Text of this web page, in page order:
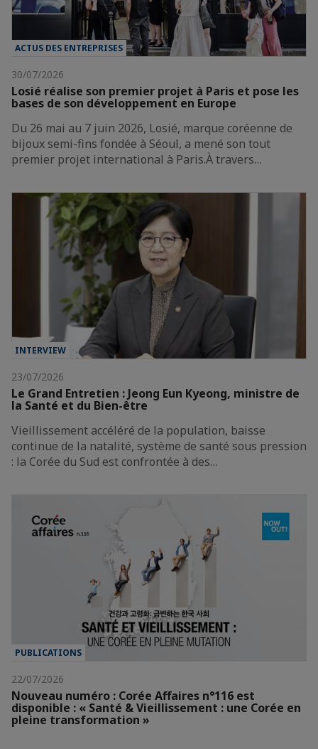
ACTUS DES ENTREPRISES
30/07/2026
Losié réalise son premier projet à Paris et pose les
bases de son développement en Europe
Du 26 mai au 7 juin 2026, Losié, marque coréenne de
bijoux semi-fins fondée à Séoul, a mené son tout
premier projet international à Paris.À travers…
INTERVIEW
23/07/2026
Le Grand Entretien : Jeong Eun Kyeong, ministre de
la Santé et du Bien-être
Vieillissement accéléré de la population, baisse
continue de la natalité, système de santé sous pression
: la Corée du Sud est confrontée à des…
PUBLICATIONS
22/07/2026
Nouveau numéro : Corée Affaires n°116 est
disponible : « Santé & Vieillissement : une Corée en
pleine transformation »